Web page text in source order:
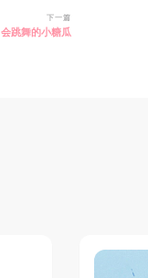
下一篇
会跳舞的小糖瓜